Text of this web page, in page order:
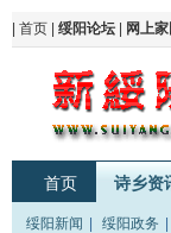
首页 绥阳论坛 网上家
首页 诗乡资
绥阳新闻 绥阳政务